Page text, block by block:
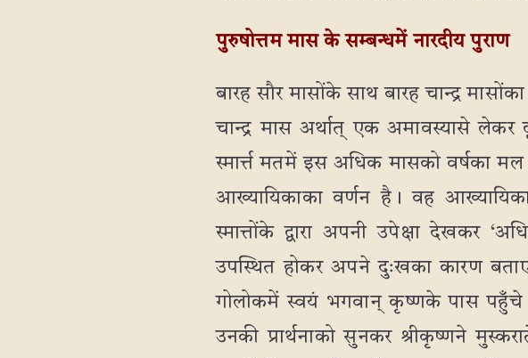
पुरुषोत्तम मास के सम्बन्धमें नारदीय पुराण
बारह सौर मासोंके साथ बारह चान्द्र
चान्द्र मास अर्थात् एक अमावस्यासे
स्मार्त्त मतमें इस अधिक मासको वर्षका
आख्यायिकाका वर्णन है। वह
स्मात्तोंके द्वारा अपनी उपेक्षा देखकर
उपस्थित होकर अपने दुःखका कारण
गोलोकमें स्वयं भगवान् कृष्णके पास पहुँचे
उनकी प्रार्थनाको सुनकर श्रीकृष्णने